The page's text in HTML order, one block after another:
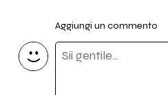
Aggiungi un commento